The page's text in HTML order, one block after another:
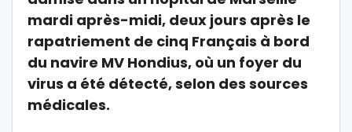
mardi après-midi, deux jours après le
rapatriement de cinq Français à bord
du navire MV Hondius, où un foyer du
virus a été détecté, selon des sources
médicales.